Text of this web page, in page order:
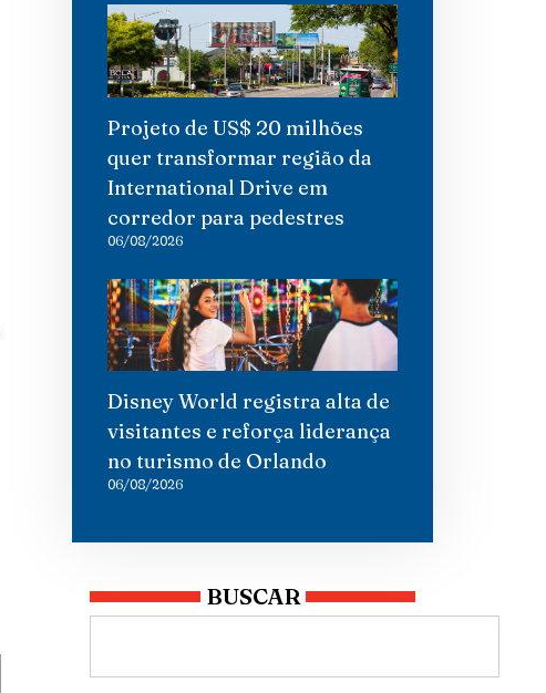
Projeto de US$ 20 milhões
quer transformar região da
International Drive em
corredor para pedestres
06/08/2026
Disney World registra alta de
visitantes e reforça liderança
no turismo de Orlando
06/08/2026
BUSCAR